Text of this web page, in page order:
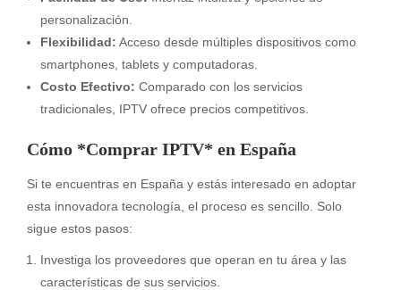
personalización.
Flexibilidad: Acceso desde múltiples dispositivos como
smartphones, tablets y computadoras.
Costo Efectivo: Comparado con los servicios
tradicionales, IPTV ofrece precios competitivos.
Cómo *Comprar IPTV* en España
Si te encuentras en España y estás interesado en adoptar
esta innovadora tecnología, el proceso es sencillo. Solo
sigue estos pasos:
Investiga los proveedores que operan en tu área y las
características de sus servicios.